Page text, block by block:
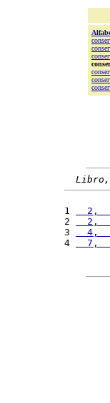
1
2,
2
2,
3
4,
4
7,